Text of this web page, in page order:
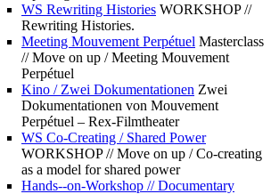
WS Rewriting Histories WORKSHOP //
Rewriting Histories.
Meeting Mouvement Perpétuel Masterclass
// Move on up / Meeting Mouvement
Perpétuel
Kino / Zwei Dokumentationen Zwei
Dokumentationen von Mouvement
Perpétuel – Rex-Filmtheater
WS Co-Creating / Shared Power
WORKSHOP // Move on up / Co-creating
as a model for shared power
Hands--on-Workshop // Documentary